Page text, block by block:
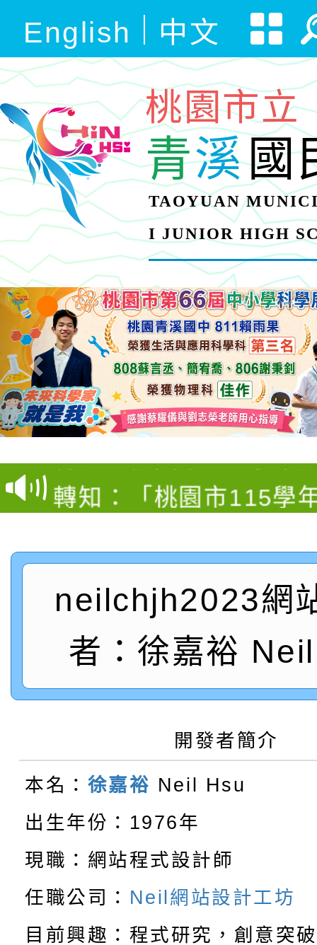
English 中文
桃園市立
青溪國
TAOYUAN
I JUNIOR HIGH
【甄選結果(第4招)】
學年度第1學期第9次代
【甄選結果(第12招)】
結果(第12招)
賽及師生本土語及新住
轉知：「桃園市115學
動辦法」
轉知臺中市政府政風處
城市手牽手，綠能透明
畫影片一案
轉知：「115學年度全
劇比賽實施要點」及修
表
轉知：桃園市115年度
敬師藝文競賽』實施計
【甄選結果(第11招)】
結果(第11招)
學年度第1學期第9次代
結果(第3招)
【甄選結果(第4招)】
學年度第1學期第9次代
【甄選結果(第12招)】
學年度第1學期第7次
轉知：桃園市115學年
賽實施要點
neilchjh2023網
者：徐嘉裕
開發者簡介
本名： 徐嘉裕 Neil Hsu
出生年份：1976年
現職：網站程式設計師
任職公司： Neil網站設計工坊
目前興趣：程式研究，創意突